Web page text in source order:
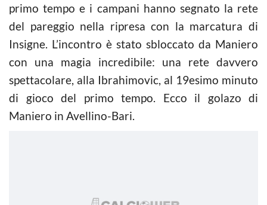
primo tempo e i campani hanno segnato la rete
del pareggio nella ripresa con la marcatura di
Insigne. L’incontro è stato sbloccato da Maniero
con una magia incredibile: una rete davvero
spettacolare, alla Ibrahimovic, al 19esimo minuto
di gioco del primo tempo. Ecco il golazo di
Maniero in Avellino-Bari.